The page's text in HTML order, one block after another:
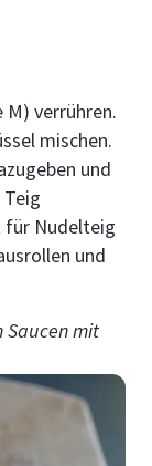
M) verrühren.
mischen.
und
für Nudelteig
und
Saucen mit